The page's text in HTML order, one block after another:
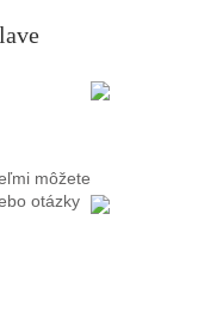
môžete
otázky